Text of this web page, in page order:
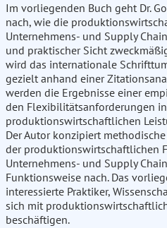
Im vorliegenden Buch geht Dr.
nach, wie die
Unternehmens- und Supply
und praktischer Sicht
wird das internationale
gezielt anhand einer
werden die Ergebnisse einer
den Flexibilitätsanforderungen in
produktionswirtschaftlichen
Der Autor konzipiert
der produktionswirtschaftlichen
Unternehmens- und Supply
Funktionsweise nach. Das
interessierte Praktiker,
sich mit
beschäftigen.